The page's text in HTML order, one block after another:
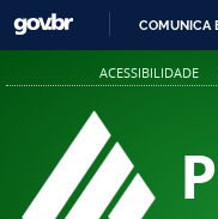
COMUNICA
ACESSIBILIDADE